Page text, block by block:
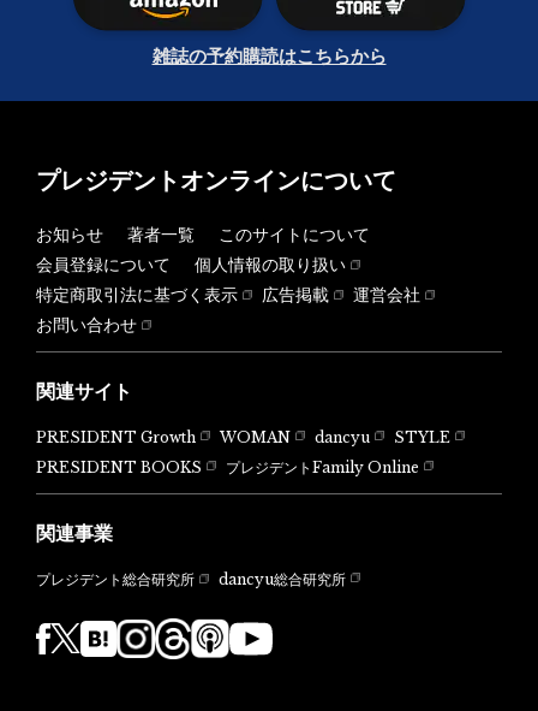
雑誌の予約購読はこちらから
プレジデントオンラインについて
お知らせ 著者一覧
このサイトについて
会員登録について
個人情報の取り扱い
特定商取引法に基づく表示
広告掲載
運営会社
お問い合わせ
関連サイト
PRESIDENT Growth WOMAN dancyu
STYLE
PRESIDENT BOOKS
プレジデントFamily Online
関連事業
プレジデント総合研究所 dancyu総合研究所